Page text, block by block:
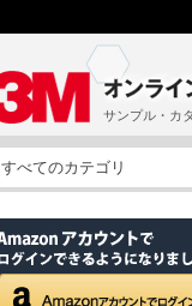
サンプル・カ
すべてのカテゴリ